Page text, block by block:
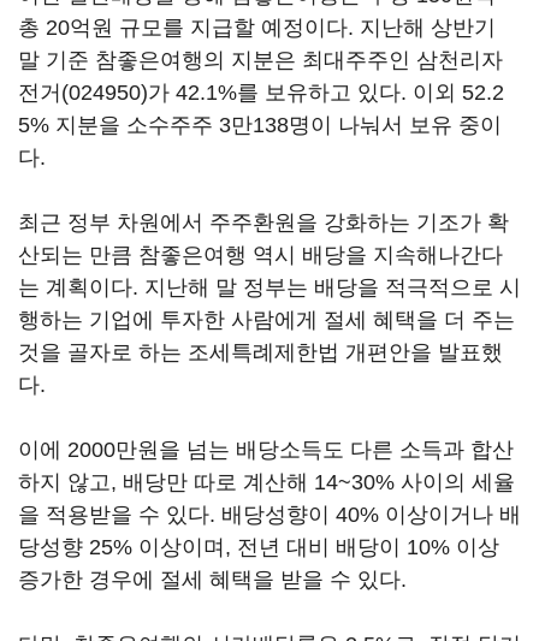
총 20억원 규모를 지급할 예정이다. 지난해 상반기
말 기준 참좋은여행의 지분은 최대주주인 삼천리자
전거(024950)가 42.1%를 보유하고 있다. 이외 52.2
5% 지분을 소수주주 3만138명이 나눠서 보유 중이
다.
최근 정부 차원에서 주주환원을 강화하는 기조가 확
산되는 만큼 참좋은여행 역시 배당을 지속해나간다
는 계획이다. 지난해 말 정부는 배당을 적극적으로 시
행하는 기업에 투자한 사람에게 절세 혜택을 더 주는
것을 골자로 하는 조세특례제한법 개편안을 발표했
다.
이에 2000만원을 넘는 배당소득도 다른 소득과 합산
하지 않고, 배당만 따로 계산해 14~30% 사이의 세율
을 적용받을 수 있다. 배당성향이 40% 이상이거나 배
당성향 25% 이상이며, 전년 대비 배당이 10% 이상
증가한 경우에 절세 혜택을 받을 수 있다.